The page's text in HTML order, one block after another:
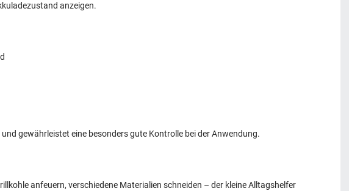
anzeigen.
gewährleistet eine besonders gute Kontrolle bei der Anwendung.
anfeuern, verschiedene Materialien schneiden – der kleine Alltagshelfer